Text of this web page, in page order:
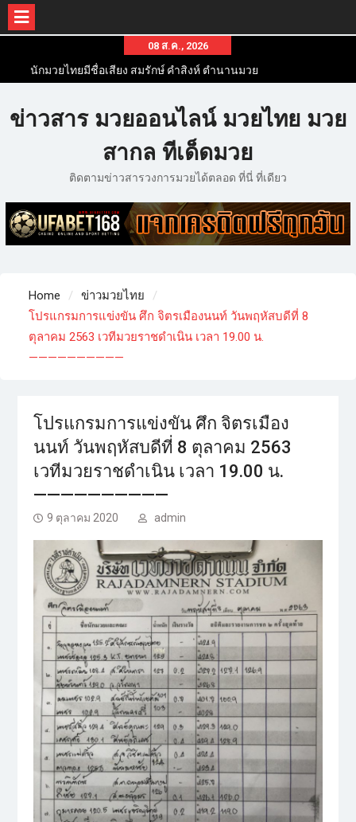
08 ส.ค., 2026
นักมวยไทยมีชื่อเสียง สมรักษ์ คำสิงห์ ตำนานมวย
สากลสมัครเล่นไทย
นักมวยไทยชื่อดัง สุดยอดนักมวยไทยที่ดังไปทั่วโลก
ข่าวสารวงการมวยมากมาย
ข่าวสาร มวยออนไลน์ มวยไทย มวย
สากล ทีเด็ดมวย
ติดตามข่าวสารวงการมวยได้ตลอด ที่นี่ ที่เดียว
Home
ข่าวมวยไทย
โปรแกรมการแข่งขัน ศึก จิตรเมืองนนท์ วันพฤหัสบดีที่ 8
ตุลาคม 2563 เวทีมวยราชดำเนิน เวลา 19.00 น.
——————————
โปรแกรมการแข่งขัน ศึก จิตรเมือง
นนท์ วันพฤหัสบดีที่ 8 ตุลาคม 2563
เวทีมวยราชดำเนิน เวลา 19.00 น.
——————————
9 ตุลาคม 2020 admin